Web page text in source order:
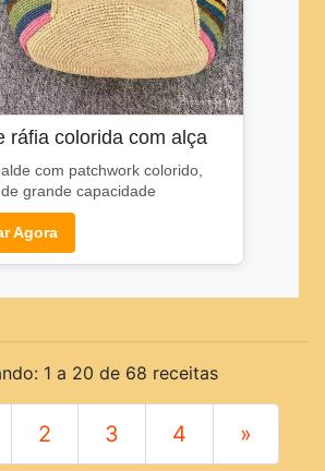
ráfia colorida com alça
com patchwork colorido,
grande capacidade
Agora
1 a 20 de 68 receitas
2 3 4 »